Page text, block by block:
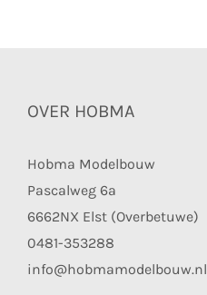
OVER HOBMA
Hobma Modelbouw
Pascalweg 6a
6662NX Elst (Overbetuwe)
0481-353288
info@hobmamodelbouw.nl